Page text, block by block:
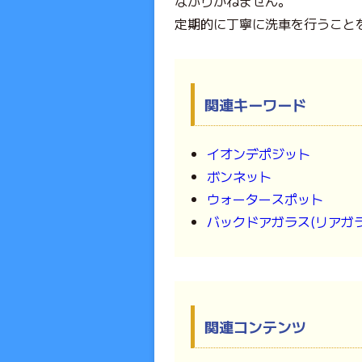
定期的に丁寧に洗車を行うこと
関連キーワード
イオンデポジット
ボンネット
ウォータースポット
バックドアガラス(リアガ
関連コンテンツ